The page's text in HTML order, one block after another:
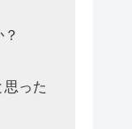
った